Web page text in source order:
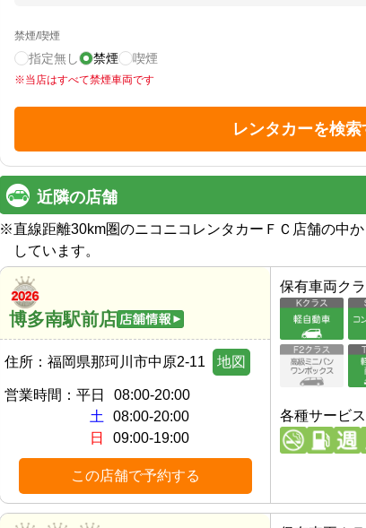
禁煙/喫煙
指定無し 禁煙 喫煙
※当店はすべて禁煙車両です
レンタカーを検索
近隣の店舗
※直線距離30km圏のニコニコレンタカーＦＣ店舗の中
しています。
博多南駅前店
住所： 福岡県那珂川市中原2-11 地図
営業時間： 平日
08:00-20:00
土
08:00-20:00
日
09:00-19:00
この店舗で予約する
保有車両ク
各種サービス